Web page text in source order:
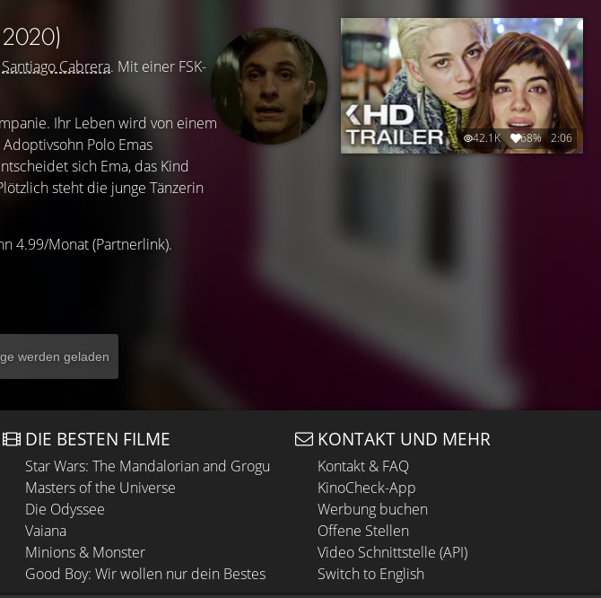
Santiago Cabrera. Mit einer FSK-
4.99/Monat (Partnerlink).
Ihr Leben wird von einem
Polo Emas
sich Ema, das Kind
steht die junge Tänzerin
42.1K 68% 2:06
werden geladen
DIE BESTEN FILME
Star Wars: The Mandalorian and Grogu
Masters of the Universe
Die Odyssee
Vaiana
Minions & Monster
Good Boy: Wir wollen nur dein Bestes
KONTAKT UND MEHR
Kontakt & FAQ
KinoCheck-App
Werbung buchen
Offene Stellen
Video Schnittstelle (API)
Switch to English